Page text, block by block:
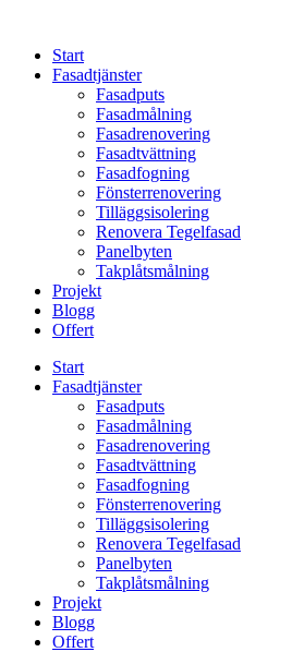
contentStart
Fasadtjänster
Fasadputs
Fasadmålning
Fasadrenovering
Fasadtvättning
Fasadfogning
Fönsterrenovering
Tilläggsisolering
Renovera Tegelfasad
Panelbyten
Takplåtsmålning
Projekt
Blogg
Offert
Start
Fasadtjänster
Fasadputs
Fasadmålning
Fasadrenovering
Fasadtvättning
Fasadfogning
Fönsterrenovering
Tilläggsisolering
Renovera Tegelfasad
Panelbyten
Takplåtsmålning
Projekt
Blogg
Offert